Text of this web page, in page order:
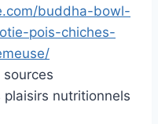
buddha-bowl-
pois-chiches-
sources
plaisirs nutritionnels